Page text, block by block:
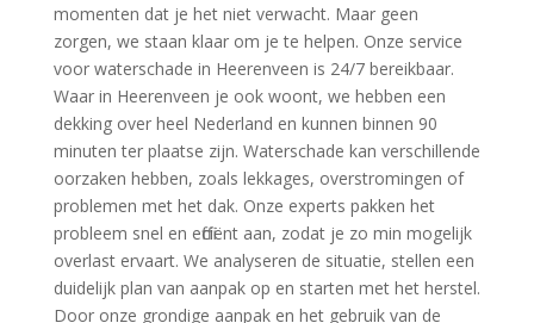
momenten dat je het niet verwacht.​ Maar geen
zorgen, we staan klaar om je te helpen.​ Onze service
voor waterschade in Heerenveen is 24/7 bereikbaar.​
Waar in Heerenveen je ook woont, we hebben een
dekking over heel Nederland en kunnen binnen 90
minuten ter plaatse zijn.​ Waterschade kan verschillende
oorzaken hebben, zoals lekkages, overstromingen of
problemen met het dak.​ Onze experts pakken het
probleem snel en efficiënt aan, zodat je zo min mogelijk
overlast ervaart.​ We analyseren de situatie, stellen een
duidelijk plan van aanpak op en starten met het herstel.​
Door onze grondige aanpak en het gebruik van de